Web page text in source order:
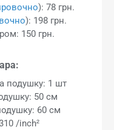
): 78 грн.
): 198 грн.
150 грн.
подушку: 1 шт
50 см
60 см
/inch²